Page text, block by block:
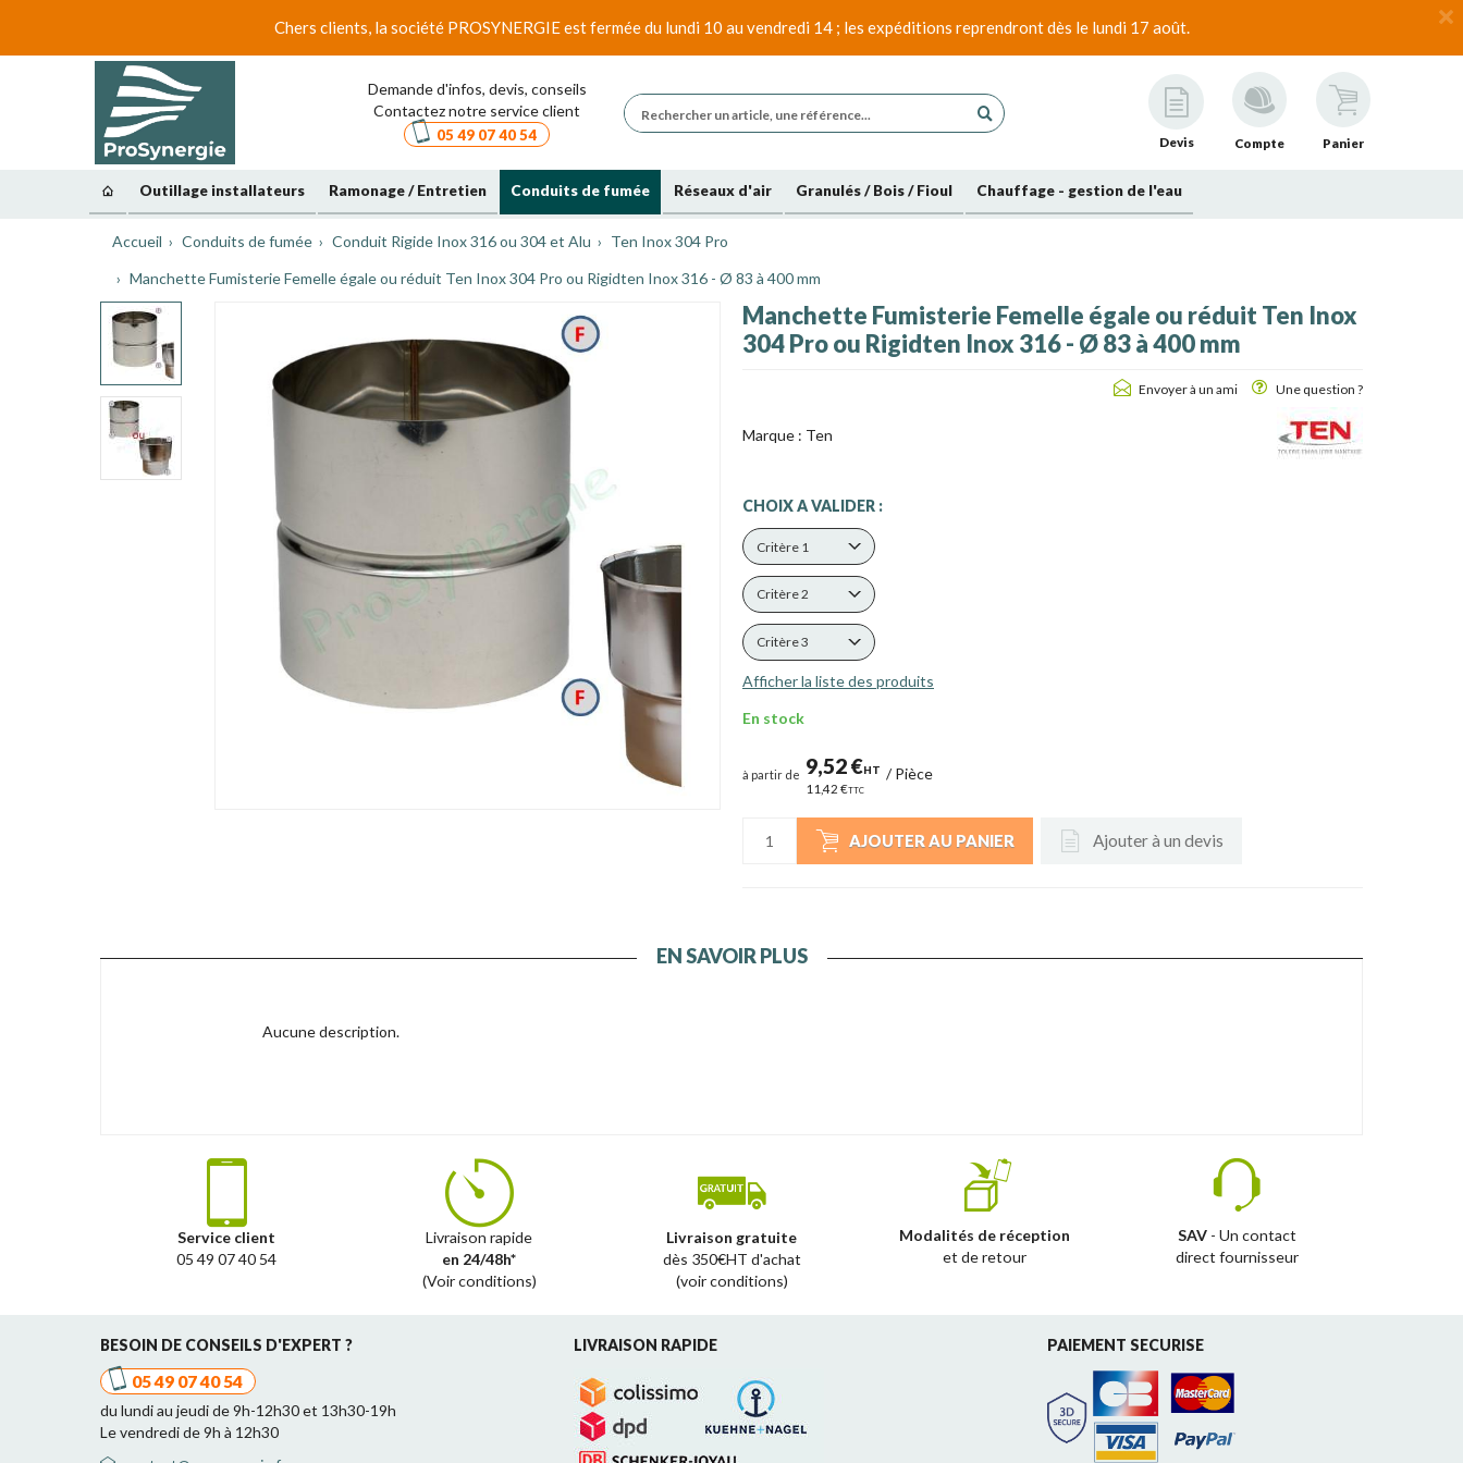
Chers clients, la société PROSYNERGIE est fermée du lundi 10 au vendredi 14 ; les expéditions reprendront dès le lundi 17 août.
Demande d'infos, devis, conseils
Contactez notre service client
05 49 07 40 54 Devis Compte Panier
Outillage installateurs Ramonage / Entretien Conduits de fumée Réseaux d'air Granulés / Bois / Fioul Chauffage - gestion de l'eau
Accueil Conduits de fumée Conduit Rigide Inox 316 ou 304 et Alu
Ten Inox 304 Pro
Manchette Fumisterie Femelle égale ou réduit Ten Inox 304 Pro ou Rigidten Inox 316 - Ø 83 à 400 mm
Manchette Fumisterie Femelle égale ou réduit Ten Inox
304 Pro ou Rigidten Inox 316 - Ø 83 à 400 mm
Envoyer à un ami Une question ?
Marque : Ten
CHOIX A VALIDER :
Critère 1
Critère 2
Critère 3
Afficher la liste des produits
En stock
à partir de 9,52 €HT
11,42 €TTC
/Pièce
AJOUTER AU PANIER Ajouter à un devis
EN SAVOIR PLUS
Aucune description.
Service client
05 49 07 40 54
Livraison rapide
en 24/48h*
(Voir conditions)
Livraison gratuite
dès 350€HT d'achat
(voir conditions)
Modalités de réception
et de retour
SAV- Un contact
direct fournisseur
BESOIN DE CONSEILS D'EXPERT ?
05 49 07 40 54
du lundi au jeudi de 9h-12h30 et 13h30-19h
Le vendredi de 9h à 12h30
LIVRAISON RAPIDE PAIEMENT SECURISE